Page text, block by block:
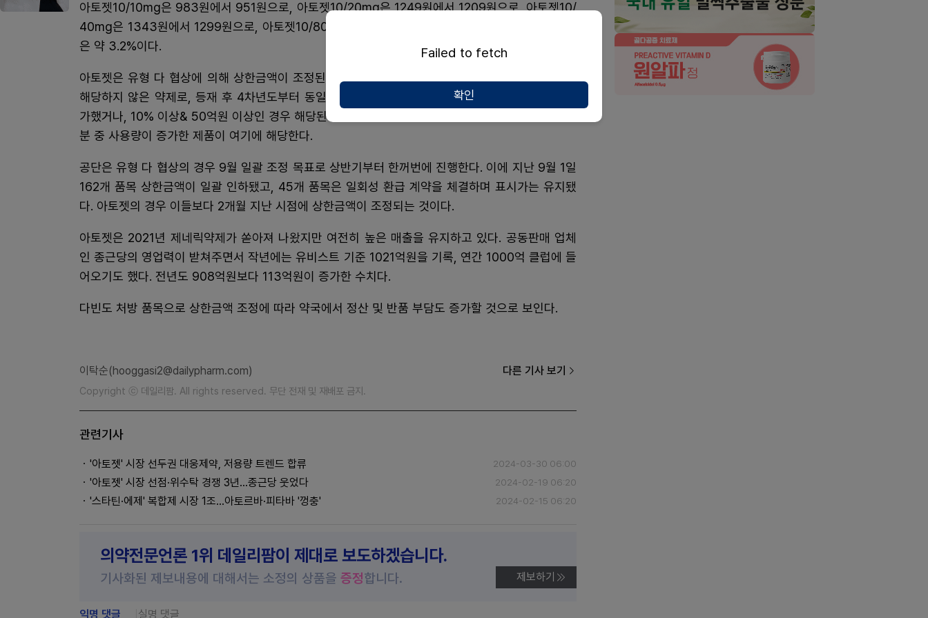
아토젯10/10mg은 983원에서 951원으로, 아토젯10/20mg은 1249원에서 1209원으로, 아토젯10/
40mg은 1343원에서 1299원으로, 아토젯10/80mg은 1434원에서 1387원으로 조정된다. 인하율
은 약 3.2%이다.
아토젯은 유형 다 협상에 의해 상한금액이 조정된다. 유형 다 협상 대상은 '유형 가' 또는 '유형 나'에
해당하지 않은 약제로, 등재 후 4차년도부터 동일제품군의 청구액이 이전 청구액보다 60% 이상 증
가했거나, 10% 이상& 50억원 이상인 경우 해당된다. 예상청구액 협상을 진행한 신약 아닌 품목 대부
분 중 사용량이 증가한 제품이 여기에 해당한다.
공단은 유형 다 협상의 경우 9월 일괄 조정 목표로 상반기부터 한꺼번에 진행한다. 이에 지난 9월 1일
162개 품목 상한금액이 일괄 인하됐고, 45개 품목은 일회성 환급 계약을 체결하며 표시가는 유지됐
다. 아토젯의 경우 이들보다 2개월 지난 시점에 상한금액이 조정되는 것이다.
아토젯은 2021년 제네릭약제가 쏟아져 나왔지만 여전히 높은 매출을 유지하고 있다. 공동판매 업체
인 종근당의 영업력이 받쳐주면서 작년에는 유비스트 기준 1021억원을 기록, 연간 1000억 클럽에 들
어오기도 했다. 전년도 908억원보다 113억원이 증가한 수치다.
다빈도 처방 품목으로 상한금액 조정에 따라 약국에서 정산 및 반품 부담도 증가할 것으로 보인다.
이탁순(hooggasi2@dailypharm.com) 다른 기사 보기
Copyright ⓒ 데일리팜. All rights reserved. 무단 전재 및 재배포 금지.
관련기사
'아토젯' 시장 선두권 대웅제약, 저용량 트렌드 합류 2024-03-30 06:00
'아토젯' 시장 선점·위수탁 경쟁 3년...종근당 웃었다 2024-02-19 06:20
'스타틴·에제' 복합제 시장 1조...아토르바·피타바 '껑충' 2024-02-15 06:20
의약전문언론 1위 데일리팜이 제대로 보도하겠습니다.
기사화된 제보내용에 대해서는 소정의 상품을 증정합니다. 제보하기
익명 댓글 실명 댓글
Failed to fetch
확인